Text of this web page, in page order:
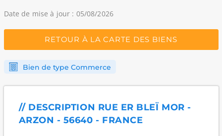
Date de mise à jour : 05/08/2026
RETOUR À LA CARTE DES BIENS
Bien de type Commerce
// DESCRIPTION RUE ER BLEÏ MOR -
ARZON - 56640 - FRANCE